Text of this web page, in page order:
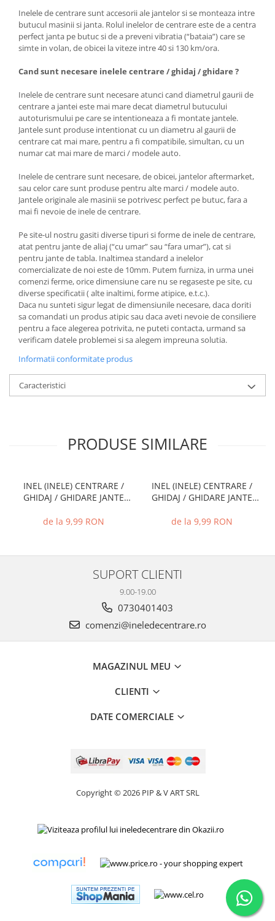
Inelele de centrare sunt accesorii ale jantelor si se monteaza intre
butucul masinii si janta. Rolul inelelor de centrare este de a centra
perfect janta pe butuc si de a preveni vibratia (“bataia”) care se
simte in volan, de obicei la viteze intre 40 si 130 km/ora.
Cand sunt necesare inelele centrare / ghidaj / ghidare ?
Inelele de centrare sunt necesare atunci cand diametrul gaurii de
centrare a jantei este mai mare decat diametrul butucului
autoturismului pe care se intentioneaza a fi montate jantele.
Jantele sunt produse intentionat cu un diametru al gaurii de
centrare cat mai mare, pentru a fi compatibile, simultan, cu un
numar cat mai mare de marci / modele auto.
Inelele de centrare sunt necesare, de obicei, jantelor aftermarket,
sau celor care sunt produse pentru alte marci / modele auto.
Jantele originale ale masinii se potrivesc perfect pe butuc, fara a
mai fi nevoie de inele de centrare.
Pe site-ul nostru gasiti diverse tipuri si forme de inele de centrare,
atat pentru jante de aliaj (“cu umar” sau “fara umar”), cat si
pentru jante de tabla. Inaltimea standard a inelelor
comercializate de noi este de 10mm. Putem furniza, in urma unei
comenzi ferme, orice dimensiune care nu se regaseste pe site, cu
diverse specificatii ( alte inaltimi, forme atipice, e.t.c.).
Daca nu sunteti sigur legat de dimensiunile necesare, daca doriti
sa comandati un produs atipic sau daca aveti nevoie de consiliere
pentru a face alegerea potrivita, ne puteti contacta, urmand sa
verificam datele problemei si sa alegem impreuna solutia.
Informatii conformitate produs
Caracteristici
PRODUSE SIMILARE
INEL (INELE) CENTRARE /
GHIDAJ / GHIDARE JANTE
de la 9,99 RON
INEL (INELE) CENTRARE /
GHIDAJ / GHIDARE JANTE
de la 9,99 RON
SUPORT CLIENTI
9.00-19.00
0730401403
comenzi@ineledecentrare.ro
MAGAZINUL MEU
CLIENTI
DATE COMERCIALE
Copyright © 2026 PIP & V ART SRL